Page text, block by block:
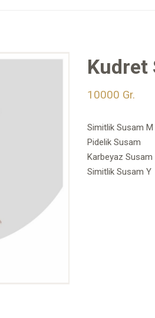
Kudret
10000 Gr.
Simitlik Susam M
Pidelik Susam
Karbeyaz Susam
Simitlik Susam Y